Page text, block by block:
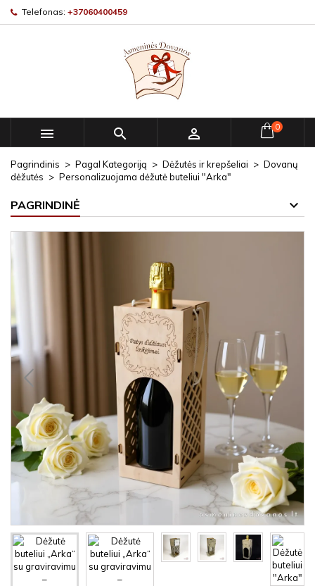
Telefonas: +37060400459
   0
Pagrindinis Pagal Kategoriją Dėžutės ir krepšeliai
Dovanų
dėžutės
Personalizuojama dėžutė buteliui "Arka"
PAGRINDINĖ